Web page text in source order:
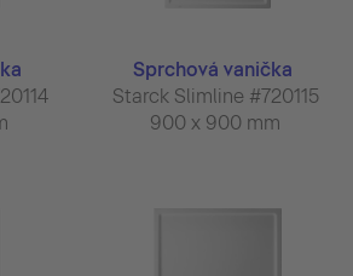
Sprchová vanička
Starck Slimline #720115
900 x 900 mm